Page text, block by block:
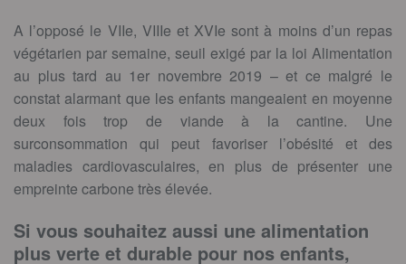
A l’opposé le VIIe, VIIIe et XVIe sont à moins d’un repas
végétarien par semaine, seuil exigé par la loi Alimentation
au plus tard au 1er novembre 2019 – et ce malgré le
constat alarmant que les enfants mangeaient en moyenne
deux fois trop de viande à la cantine. Une
surconsommation qui peut favoriser l’obésité et des
maladies cardiovasculaires, en plus de présenter une
empreinte carbone très élevée.
Si vous souhaitez aussi une alimentation
plus verte et durable pour nos enfants,